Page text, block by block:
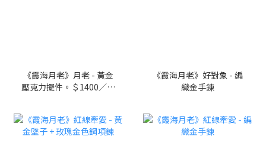
《霞海月老》月老 - 黃金
壓克力擺件。＄1400／一
《霞海月老》好對象 - 編
織金手鍊